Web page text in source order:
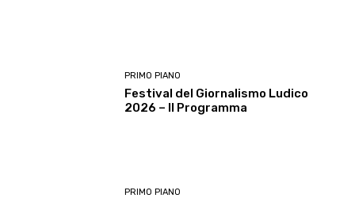
PRIMO PIANO
Festival del Giornalismo Ludico
2026 – Il Programma
PRIMO PIANO